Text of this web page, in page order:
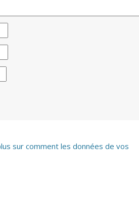
sur comment les données de vos